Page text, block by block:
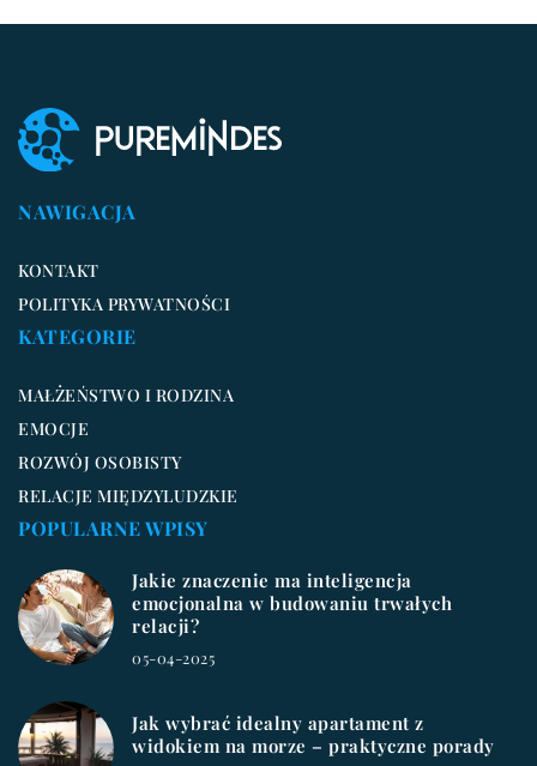
NAWIGACJA
KONTAKT
POLITYKA PRYWATNOŚCI
KATEGORIE
MAŁŻEŃSTWO I RODZINA
EMOCJE
ROZWÓJ OSOBISTY
RELACJE MIĘDZYLUDZKIE
POPULARNE WPISY
Jakie znaczenie ma inteligencja
emocjonalna w budowaniu trwałych
relacji?
05-04-2025
Jak wybrać idealny apartament z
widokiem na morze – praktyczne porady